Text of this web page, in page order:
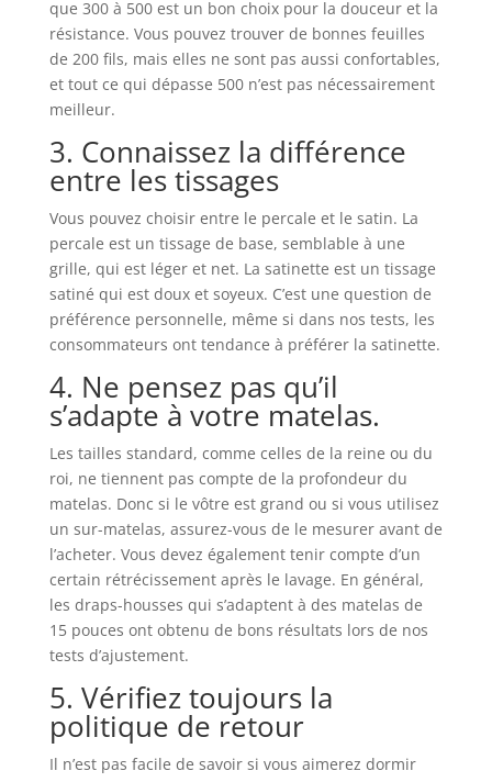
que 300 à 500 est un bon choix pour la douceur et la
résistance. Vous pouvez trouver de bonnes feuilles
de 200 fils, mais elles ne sont pas aussi confortables,
et tout ce qui dépasse 500 n’est pas nécessairement
meilleur.
3. Connaissez la différence
entre les tissages
Vous pouvez choisir entre le percale et le satin. La
percale est un tissage de base, semblable à une
grille, qui est léger et net. La satinette est un tissage
satiné qui est doux et soyeux. C’est une question de
préférence personnelle, même si dans nos tests, les
consommateurs ont tendance à préférer la satinette.
4. Ne pensez pas qu’il
s’adapte à votre matelas.
Les tailles standard, comme celles de la reine ou du
roi, ne tiennent pas compte de la profondeur du
matelas. Donc si le vôtre est grand ou si vous utilisez
un sur-matelas, assurez-vous de le mesurer avant de
l’acheter. Vous devez également tenir compte d’un
certain rétrécissement après le lavage. En général,
les draps-housses qui s’adaptent à des matelas de
15 pouces ont obtenu de bons résultats lors de nos
tests d’ajustement.
5. Vérifiez toujours la
politique de retour
Il n’est pas facile de savoir si vous aimerez dormir